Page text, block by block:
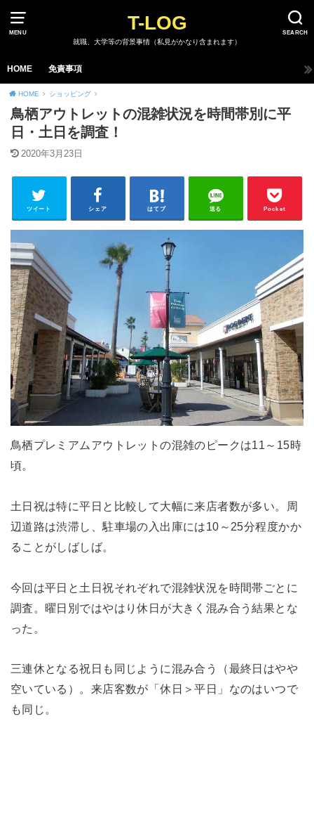
MENU SEARCH
T-LOG
就職、大学等の背景事情（私見がかなり含まれます）
HOME 免責事項
HOME ショッピング
鳥栖アウトレットの混雑状況を時間帯別に平
日・土日を調査！
2020年3月23日
ツイート シェア はてブ 送る Pocket
鳥栖プレミアムアウトレットの混雑のピークは11～15時
頃。
土日祝は特に平日と比較して大幅に来店者数が多い。周
辺道路は渋滞し、駐車場の入出庫には10～25分程度かか
ることがしばしば。
今回は平日と土日祝それぞれで混雑状況を時間帯ごとに
調査。曜日別ではやはり休日が大きく混み合う結果とな
った。
三連休となる祝日も同じように混み合う（最終日はやや
空いている）。来店客数が「休日＞平日」なのはいつで
も同じ。